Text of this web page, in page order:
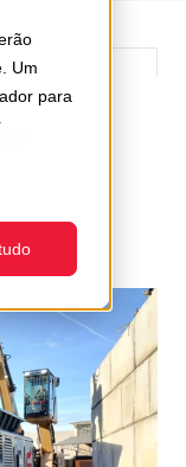
Um
para